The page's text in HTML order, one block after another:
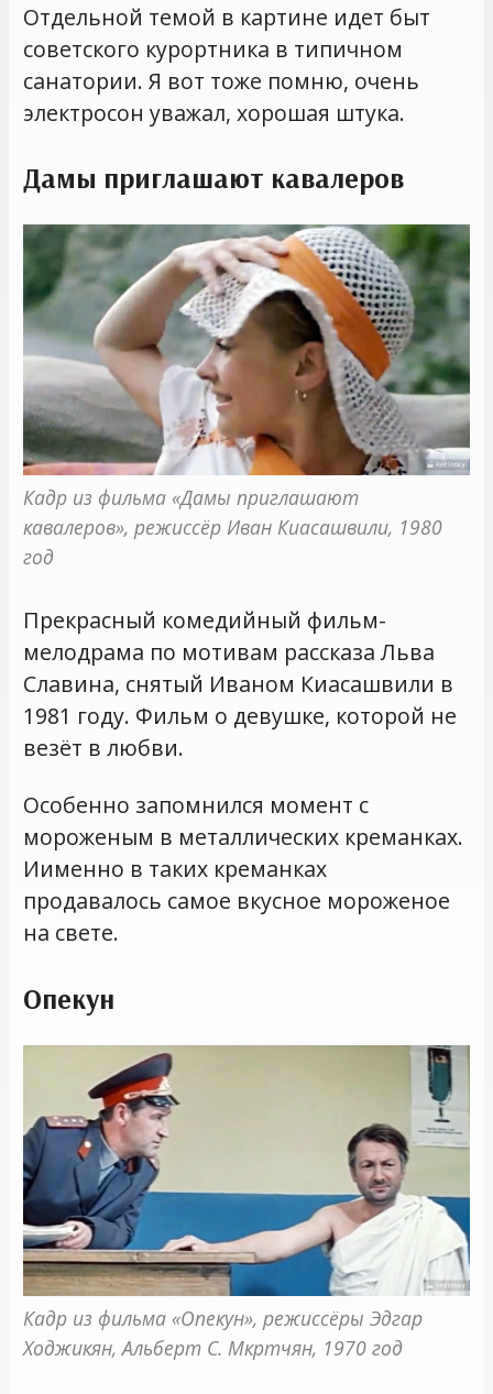
Отдельной темой в картине идет быт
советского курортника в типичном
санатории. Я вот тоже помню, очень
электросон уважал, хорошая штука.
Дамы приглашают кавалеров
Кадр из фильма «Дамы приглашают
кавалеров», режиссёр Иван Киасашвили, 1980
год
Прекрасный комедийный фильм-
мелодрама по мотивам рассказа Льва
Славина, снятый Иваном Киасашвили в
1981 году. Фильм о девушке, которой не
везёт в любви.
Особенно запомнился момент с
мороженым в металлических креманках.
Иименно в таких креманках
продавалось самое вкусное мороженое
на свете.
Опекун
Кадр из фильма «Опекун», режиссёры Эдгар
Ходжикян, Альберт С. Мкртчян, 1970 год